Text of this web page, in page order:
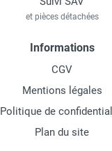
et pièces détachées
Informations
CGV
Mentions légales
Politique de
Plan du site